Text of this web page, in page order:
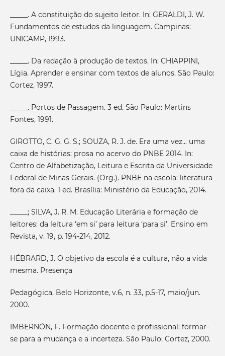
_____. A constituição do sujeito leitor. In: GERALDI, J. W.
Fundamentos de estudos da linguagem. Campinas:
UNICAMP, 1993.
_____. Da redação à produção de textos. In: CHIAPPINI,
Lígia. Aprender e ensinar com textos de alunos. São Paulo:
Cortez, 1997.
_____. Portos de Passagem. 3 ed. São Paulo: Martins
Fontes, 1991.
GIROTTO, C. G. G. S.; SOUZA, R. J. de. Era uma vez... uma
caixa de histórias: prosa no acervo do PNBE 2014. In:
Centro de Alfabetização, Leitura e Escrita da Universidade
Federal de Minas Gerais. (Org.). PNBE na escola: literatura
fora da caixa. 1 ed. Brasília: Ministério da Educação, 2014.
_____; SILVA, J. R. M. Educação Literária e formação de
leitores: da leitura ‘em si’ para leitura ‘para si’. Ensino em
Revista, v. 19, p. 194-214, 2012.
HÉBRARD, J. O objetivo da escola é a cultura, não a vida
mesma. Presença
Pedagógica, Belo Horizonte, v.6, n. 33, p.5-17, maio/jun.
2000.
IMBERNÓN, F. Formação docente e profissional: formar-
se para a mudança e a incerteza. São Paulo: Cortez, 2000.